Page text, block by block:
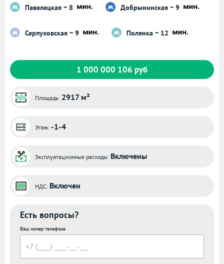
Павелецкая ~ 8
Добрынинская ~ 9
Серпуховская ~ 9 Полянка ~ 12
1 000 000 106 руб
Площадь: 2917 м²
Этаж: -1-4
Эксплуатационные расходы: Включены
НДС: Включен
Есть вопросы?
Ваш номер телефона